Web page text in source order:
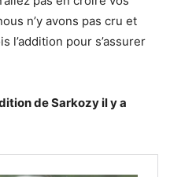
n’y avons pas cru et
l’addition pour s’assurer
de Sarkozy il y a